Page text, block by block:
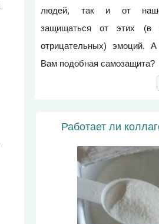
людей, так и от
защищаться от этих (в
отрицательных) эмоций.
Вам подобная самозащита?
Работает ли